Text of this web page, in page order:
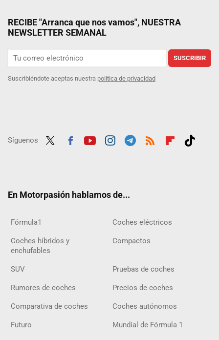
RECIBE "Arranca que nos vamos", NUESTRA
NEWSLETTER SEMANAL
SUSCRIBIR
Suscribiéndote aceptas nuestra política de privacidad
Síguenos
En Motorpasión hablamos de...
Fórmula1 Coches eléctricos
Coches híbridos y
enchufables
Compactos
SUV Pruebas de coches
Rumores de coches Precios de coches
Comparativa de coches Coches autónomos
Futuro Mundial de Fórmula 1